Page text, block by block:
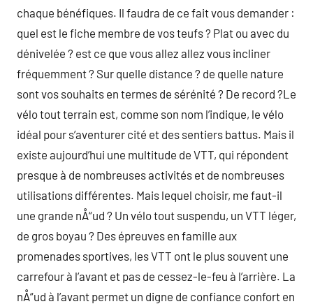
chaque bénéfiques. Il faudra de ce fait vous demander :
quel est le fiche membre de vos teufs ? Plat ou avec du
dénivelée ? est ce que vous allez allez vous incliner
fréquemment ? Sur quelle distance ? de quelle nature
sont vos souhaits en termes de sérénité ? De record ?Le
vélo tout terrain est, comme son nom l’indique, le vélo
idéal pour s’aventurer cité et des sentiers battus. Mais il
existe aujourd’hui une multitude de VTT, qui répondent
presque à de nombreuses activités et de nombreuses
utilisations différentes. Mais lequel choisir, me faut-il
une grande nÅ“ud ? Un vélo tout suspendu, un VTT léger,
de gros boyau ? Des épreuves en famille aux
promenades sportives, les VTT ont le plus souvent une
carrefour à l’avant et pas de cessez-le-feu à l’arrière. La
nÅ“ud à l’avant permet un digne de confiance confort en